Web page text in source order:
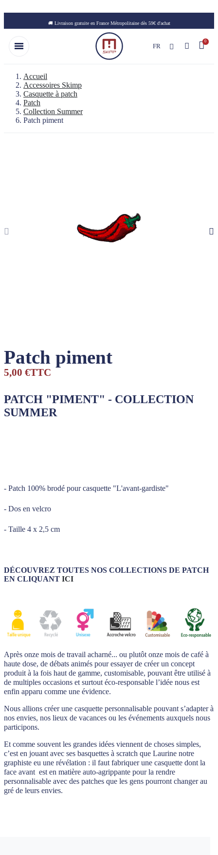
🚚 Livraison gratuite en France Métropolitaine dès 59€ d'achat
FR
Accueil
Accessoires Skimp
Casquette à patch
Patch
Collection Summer
Patch piment
Patch piment
5,00 €TTC
PATCH "PIMENT" - COLLECTION
SUMMER
- Patch 100% brodé pour casquette "L'avant-gardiste"
- Dos en velcro
- Taille 4 x 2,5 cm
DÉCOUVREZ TOUTES NOS COLLECTIONS DE PATCH
EN CLIQUANT ICI
Après onze mois de travail acharné... ou plutôt onze mois de café à
haute dose, de débats animés pour essayer de créer un concept
produit à la fois haut de gamme, customisable, pouvant être utilisé à
de multiples occasions et surtout éco-responsable l’idée nous est
enfin apparu comme une évidence.
Nous allions créer une casquette personnalisable pouvant s’adapter à
nos envies, nos lieux de vacances ou les événements auxquels nous
participons.
Et comme souvent les grandes idées viennent de choses simples,
c’est en jouant avec ses basquettes à scratch que Laurine notre
graphiste eu une révélation : il faut fabriquer une casquette dont la
face avant est en matière auto-agrippante pour la rendre
personnalisable avec des patches que les gens pourront changer au
gré de leurs envies.